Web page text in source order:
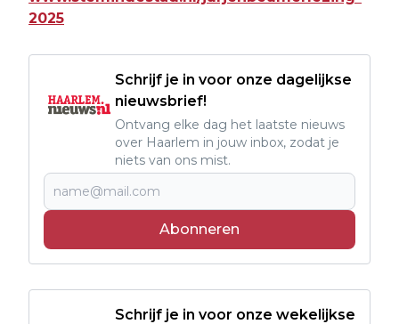
2025
Schrijf je in voor onze dagelijkse
nieuwsbrief!
Ontvang elke dag het laatste nieuws
over Haarlem in jouw inbox, zodat je
niets van ons mist.
Abonneren
Schrijf je in voor onze wekelijkse